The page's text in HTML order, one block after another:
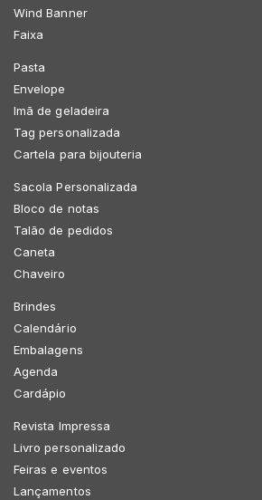
Wind Banner
Faixa
Pasta
Envelope
Imã de geladeira
Tag personalizada
Cartela para bijouteria
Sacola Personalizada
Bloco de notas
Talão de pedidos
Caneta
Chaveiro
Brindes
Calendário
Embalagens
Agenda
Cardápio
Revista Impressa
Livro personalizado
Feiras e eventos
Lançamentos